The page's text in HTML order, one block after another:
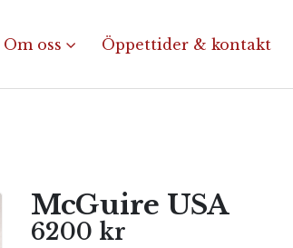
Om oss Öppettider & kontakt
McGuire USA
6200 kr